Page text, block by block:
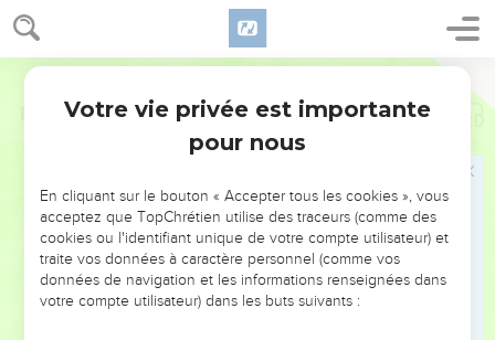
NE MANQUEZ PAS L’ÉVÉNEMENT
DE L’ANNÉE !
ET SI LEURS ERREURS POUVAIENT VOUS ÉVITER LES
VOTRES ?
Psaumes 56
Votre vie privée est importante
pour nous
En cliquant sur le bouton « Accepter tous les cookies », vous
acceptez que TopChrétien utilise des traceurs (comme des
cookies ou l'identifiant unique de votre compte utilisateur) et
traite vos données à caractère personnel (comme vos
données de navigation et les informations renseignées dans
votre compte utilisateur) dans les buts suivants :